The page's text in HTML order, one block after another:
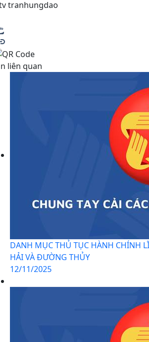
tranhungdao
liên quan
DANH MỤC THỦ TỤC HÀNH CHÍNH
HẢI VÀ ĐƯỜNG THỦY
12/11/2025